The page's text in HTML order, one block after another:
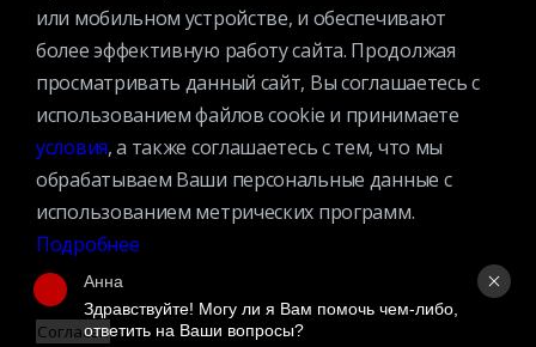
Контактная информация
Вакансии
Услуги
История библиотеки
Спецпроекты
Премии
Противодействие коррупции
Противодействие экстремизму
или мобильном устройстве, и обеспечивают
более эффективную работу сайта. Продолжая
просматривать данный сайт, Вы соглашаетесь с
использованием файлов cookie и принимаете
условия, а также соглашаетесь с тем, что мы
обрабатываем Ваши персональные данные с
использованием метрических программ.
Подробнее
Согласен
Анна
Здравствуйте! Могу ли я Вам помочь чем-либо,
ответить на Ваши вопросы?